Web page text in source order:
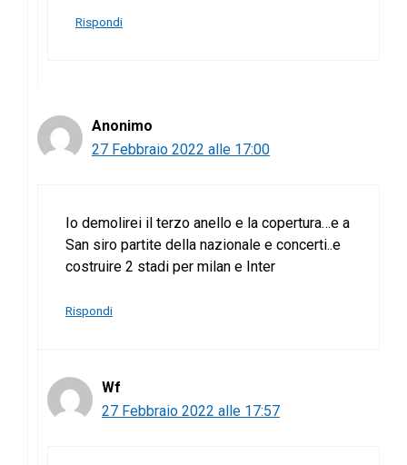
Rispondi
Anonimo
27 Febbraio 2022 alle 17:00
Io demolirei il terzo anello e la copertura…e a
San siro partite della nazionale e concerti..e
costruire 2 stadi per milan e Inter
Rispondi
Wf
27 Febbraio 2022 alle 17:57